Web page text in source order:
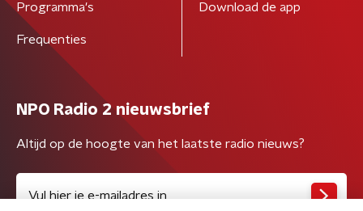
Programma's
Frequenties
Download de app
NPO Radio 2 nieuwsbrief
Altijd op de hoogte van het laatste radio nieuws?